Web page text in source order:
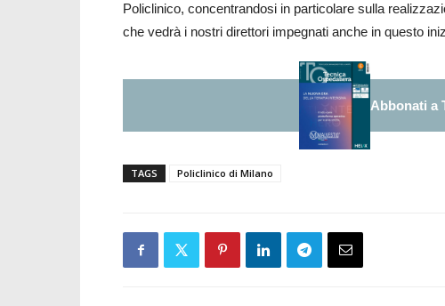
Policlinico, concentrandosi in particolare sulla
che vedrà i nostri direttori impegnati anche in questo
Abbonati a
TAGS Policlinico di Milano